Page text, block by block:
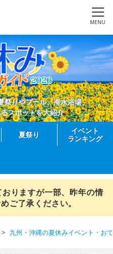
MENU
祭りやプール、海水浴場、
スポットを大紹介
夏祭り
イベント
ランキング
りますが一部、昨年の情
ご了承ください。
九州・沖縄の夏休みイベント・お